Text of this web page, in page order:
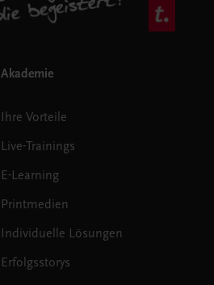
Akademie
Ihre Vorteile
Live-Trainings
E-Learning
Printmedien
Individuelle Lösungen
Erfolgsstorys